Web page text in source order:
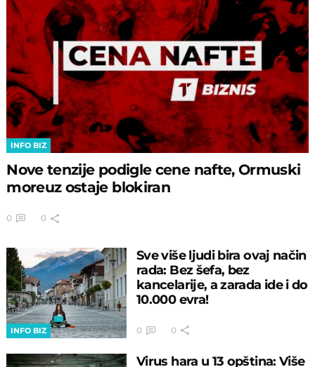
INFO BIZ
Nove tenzije podigle cene nafte, Ormuski
moreuz ostaje blokiran
0 0
INFO BIZ
Sve više ljudi bira ovaj način
rada: Bez šefa, bez
kancelarije, a zarada ide i do
10.000 evra!
0 0
Virus hara u 13 opština: Više